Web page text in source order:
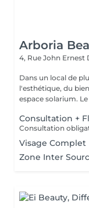
Arboria
4, Rue John Ernest
Dans un local de
l'esthétique, du
espace solarium.
Consultation +
Visage Complet
Zone Inter